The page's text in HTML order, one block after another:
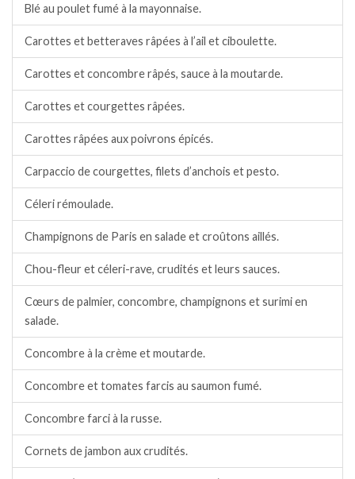
Blé au poulet fumé à la mayonnaise.
Carottes et betteraves râpées à l’ail et ciboulette.
Carottes et concombre râpés, sauce à la moutarde.
Carottes et courgettes râpées.
Carottes râpées aux poivrons épicés.
Carpaccio de courgettes, filets d’anchois et pesto.
Céleri rémoulade.
Champignons de Paris en salade et croûtons aillés.
Chou-fleur et céleri-rave, crudités et leurs sauces.
Cœurs de palmier, concombre, champignons et surimi en
salade.
Concombre à la crème et moutarde.
Concombre et tomates farcis au saumon fumé.
Concombre farci à la russe.
Cornets de jambon aux crudités.